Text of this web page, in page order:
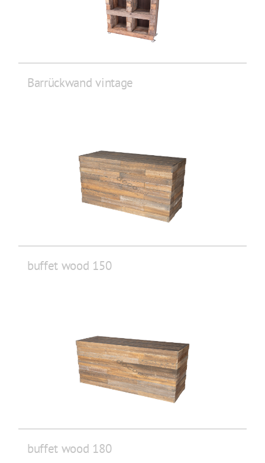
Barrückwand vintage
buffet wood 150
buffet wood 180